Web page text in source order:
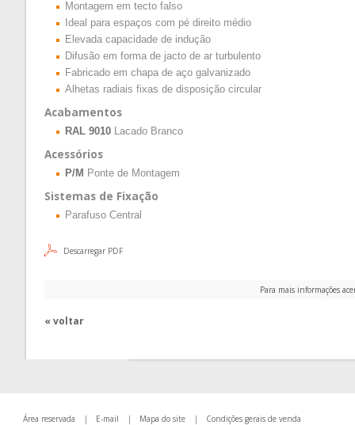
Montagem em tecto falso
Ideal para espaços com pé direito médio
Elevada capacidade de indução
Difusão em forma de jacto de ar turbulento
Fabricado em chapa de aço galvanizado
Alhetas radiais fixas de disposição circular
Acabamentos
RAL 9010 Lacado Branco
Acessórios
P/M Ponte de Montagem
Sistemas de Fixação
Parafuso Central
Descarregar PDF
Para mais informações
« voltar
Área reservada | E-mail | Mapa do site | Condições gerais de venda